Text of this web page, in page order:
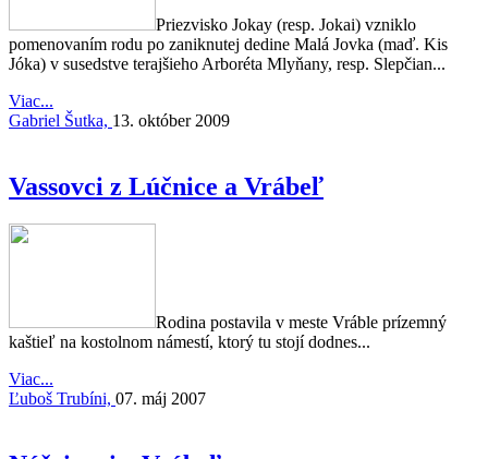
Priezvisko Jokay (resp. Jokai) vzniklo
pomenovaním rodu po zaniknutej dedine Malá Jovka (maď. Kis
Jóka) v susedstve terajšieho Arboréta Mlyňany, resp. Slepčian...
Viac...
Gabriel Šutka, 13. október 2009
Vassovci z Lúčnice a Vrábeľ
Rodina postavila v meste Vráble prízemný
kaštieľ na kostolnom námestí, ktorý tu stojí dodnes...
Viac...
Ľuboš Trubíni, 07. máj 2007